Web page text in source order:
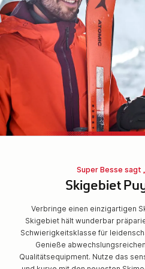
Super Besse sagt
Skigebiet
Verbringe einen einzigartigen
Skigebiet hält wunderbar
Schwierigkeitsklasse für
Genieße
Qualitätsequipment. Nutze das